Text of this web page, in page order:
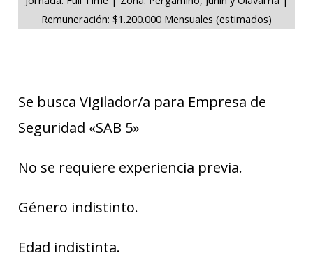
Remuneración: $1.200.000 Mensuales (estimados)
Se busca Vigilador/a para Empresa de
Seguridad «SAB 5»
No se requiere experiencia previa.
Género indistinto.
Edad indistinta.